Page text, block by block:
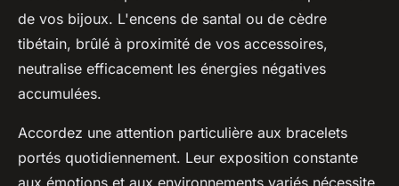
de vos bijoux. L'encens de santal ou de cèdre
tibétain, brûlé à proximité de vos accessoires,
neutralise efficacement les énergies négatives
accumulées.
Accordez une attention particulière aux bracelets
portés quotidiennement. Leur exposition constante